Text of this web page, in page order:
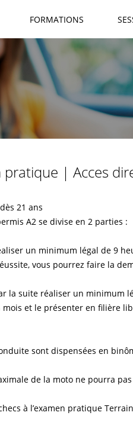
FORMATIONS
pratique | Acces
21 ans
A2 se divise en 2 parties :
un minimum légal de 9
vous pourrez faire la
la suite réaliser un minimum
et le présenter en filière
sont dispensées en
de la moto ne pourra
à l’examen pratique